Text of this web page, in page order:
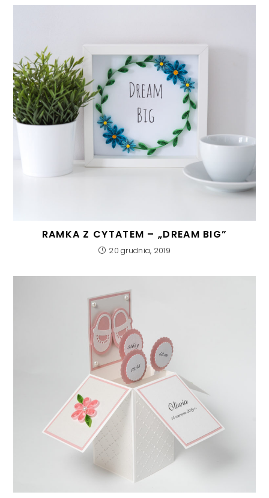
RAMKA Z CYTATEM – „DREAM BIG”
20 grudnia, 2019